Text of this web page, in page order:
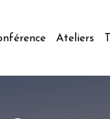
Ateliers